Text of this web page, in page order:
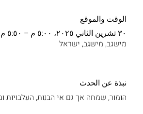
الوقت والموقع
٣٠ تشرين الثاني ٢٠٢٥، ٥:٠٠ م – ٥:٥٠ م
מישגב, מישגב, ישראל
نبذة عن الحدث
הומור, שמחה אך גם אי הבנות, העלבויות